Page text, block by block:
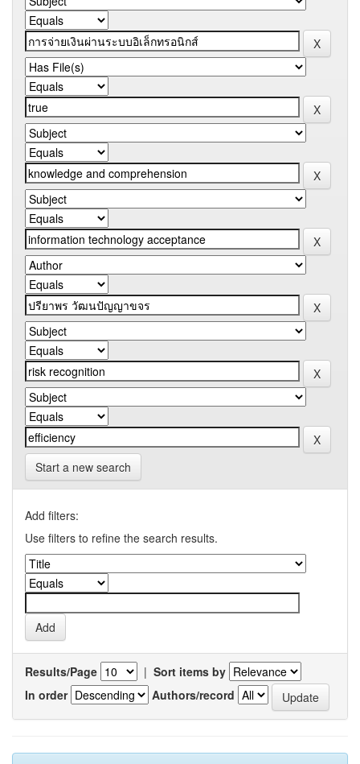
Start a new search
Add filters:
Use filters to refine the search results.
Results/Page | Sort items by
In order
Authors/record